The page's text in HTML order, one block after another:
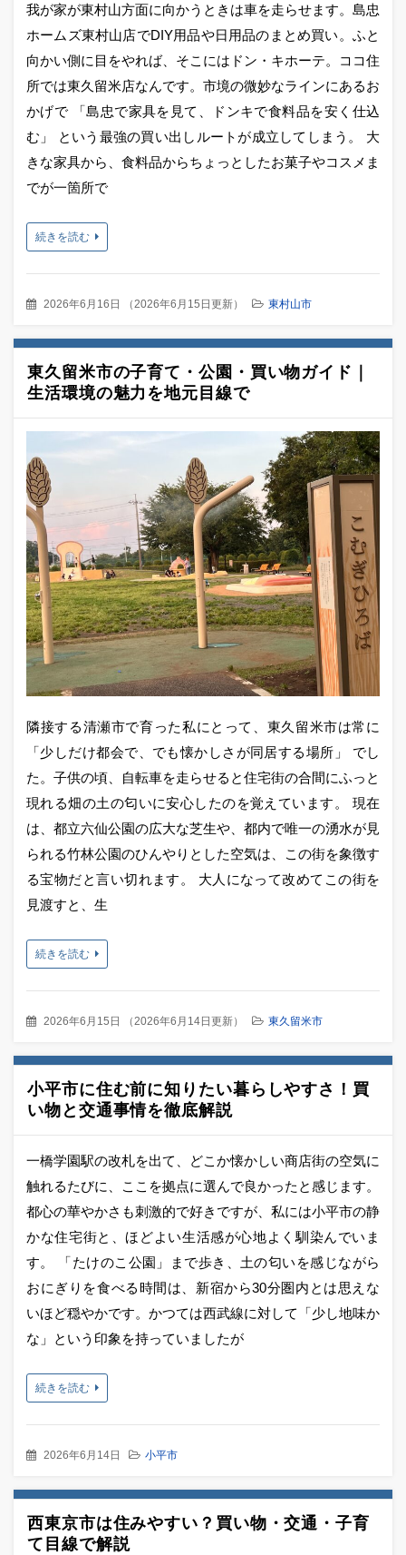
我が家が東村山方面に向かうときは車を走らせます。島忠
ホームズ東村山店でDIY用品や日用品のまとめ買い。ふと
向かい側に目をやれば、そこにはドン・キホーテ。ココ住
所では東久留米店なんです。市境の微妙なラインにあるお
かげで 「島忠で家具を見て、ドンキで食料品を安く仕込
む」 という最強の買い出しルートが成立してしまう。 大
きな家具から、食料品からちょっとしたお菓子やコスメま
でが一箇所で
続きを読む
2026年6月16日 （ 2026年6月15日更新） 東村山市
東久留米市の子育て・公園・買い物ガイド｜
生活環境の魅力を地元目線で
隣接する清瀬市で育った私にとって、東久留米市は常に
「少しだけ都会で、でも懐かしさが同居する場所」 でし
た。子供の頃、自転車を走らせると住宅街の合間にふっと
現れる畑の土の匂いに安心したのを覚えています。 現在
は、都立六仙公園の広大な芝生や、都内で唯一の湧水が見
られる竹林公園のひんやりとした空気は、この街を象徴す
る宝物だと言い切れます。 大人になって改めてこの街を
見渡すと、生
続きを読む
2026年6月15日 （2026年6月14日更新） 東久留米市
小平市に住む前に知りたい暮らしやすさ！買
い物と交通事情を徹底解説
一橋学園駅の改札を出て、どこか懐かしい商店街の空気に
触れるたびに、ここを拠点に選んで良かったと感じます。
都心の華やかさも刺激的で好きですが、私には小平市の静
かな住宅街と、ほどよい生活感が心地よく馴染んでいま
す。 「たけのこ公園」まで歩き、土の匂いを感じながら
おにぎりを食べる時間は、新宿から30分圏内とは思えな
いほど穏やかです。かつては西武線に対して「少し地味か
な」という印象を持っていましたが
続きを読む
2026年6月14日 小平市
西東京市は住みやすい？買い物・交通・子育
て目線で解説